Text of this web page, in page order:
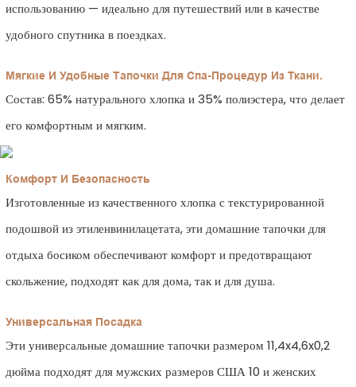
использованию — идеально для путешествий или в качестве
удобного спутника в поездках.
Мягкие И Удобные Тапочки Для Спа-Процедур Из Ткани.
Состав: 65% натурального хлопка и 35% полиэстера, что делает
его комфортным и мягким.
Комфорт И Безопасность
Изготовленные из качественного хлопка с текстурированной
подошвой из этиленвинилацетата, эти домашние тапочки для
отдыха босиком обеспечивают комфорт и предотвращают
скольжение, подходят как для дома, так и для душа.
Универсальная Посадка
Эти универсальные домашние тапочки размером 11,4x4,6x0,2
дюйма подходят для мужских размеров США 10 и женских